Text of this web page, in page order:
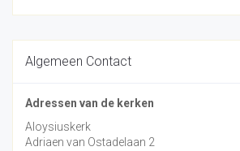
Algemeen Contact
Adressen van de kerken
Aloysiuskerk
Adriaen van Ostadelaan 2